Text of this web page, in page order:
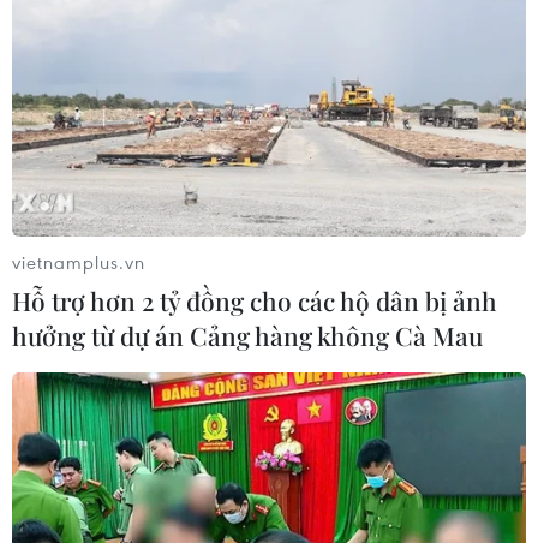
Thủ tướng Modi: Ấn Độ và Trung Quốc
hiểu nhau nhiều hơn
12/08/2018 23:57
Thủ tướng Ấn Độ Narendra Modi cho biết nước này và
vietnamplus.vn
Hỗ trợ hơn 2 tỷ đồng cho các hộ dân bị ảnh
hưởng từ dự án Cảng hàng không Cà Mau